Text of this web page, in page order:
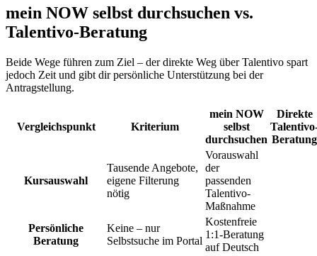
mein NOW selbst durchsuchen vs.
Talentivo-Beratung
Beide Wege führen zum Ziel – der direkte Weg über Talentivo spart
jedoch Zeit und gibt dir persönliche Unterstützung bei der
Antragstellung.
Vergleichspunkt Kriterium
mein NOW
selbst
durchsuchen
Direkte
Beratung
Kursauswahl
Tausende Angebote,
eigene Filterung
nötig
Vorauswahl
der
passenden
Talentivo-
Maßnahme
Persönliche
Beratung
Keine – nur
Selbstsuche im Portal
Kostenfreie
1:1-Beratung
auf Deutsch